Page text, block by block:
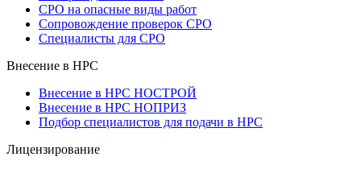
СРО на опасные виды работ
Сопровождение проверок СРО
Специалисты для СРО
Внесение в НРС
Внесение в НРС НОСТРОЙ
Внесение в НРС НОПРИЗ
Подбор специалистов для подачи в НРС
Лицензирование